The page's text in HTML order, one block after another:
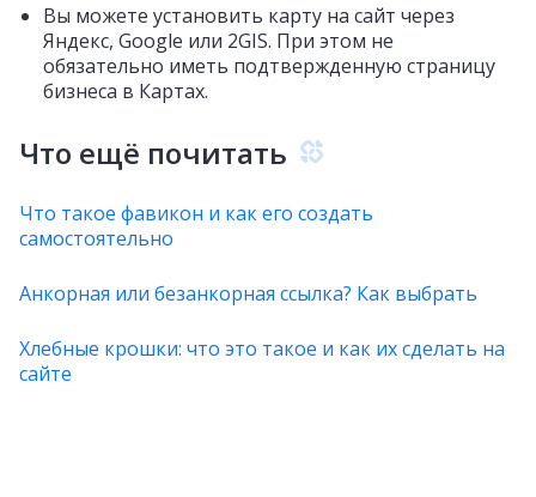
Вы можете установить карту на сайт через
Яндекс, Google или 2GIS. При этом не
обязательно иметь подтвержденную страницу
бизнеса в Картах.
Что ещё почитать
Что такое фавикон и как его создать
самостоятельно
Анкорная или безанкорная ссылка? Как выбрать
Хлебные крошки: что это такое и как их сделать на
сайте